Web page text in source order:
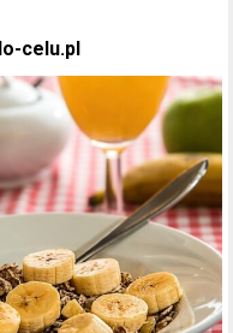
celu.pl